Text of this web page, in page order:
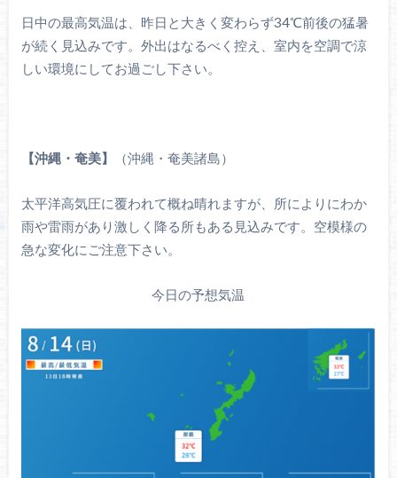
日中の最高気温は、昨日と大きく変わらず34℃前後の猛暑
が続く見込みです。外出はなるべく控え、室内を空調で涼
しい環境にしてお過ごし下さい。
【沖縄・奄美】 （沖縄・奄美諸島）
太平洋高気圧に覆われて概ね晴れますが、所によりにわか
雨や雷雨があり激しく降る所もある見込みです。空模様の
急な変化にご注意下さい。
今日の予想気温